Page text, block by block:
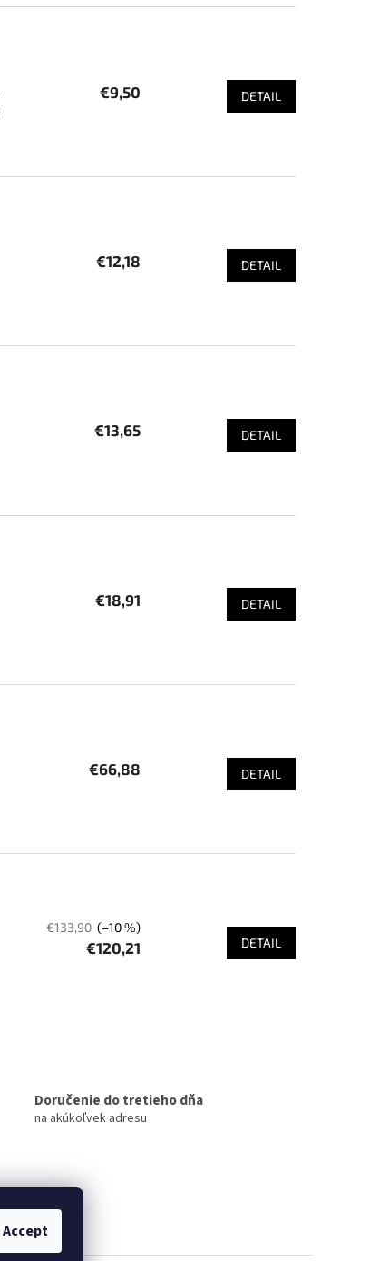
Accept
€9,50 DETAIL
€12,18 DETAIL
€13,65 DETAIL
€18,91 DETAIL
€66,88 DETAIL
€133,90 (–10 %)
€120,21 DETAIL
Doručenie do tretieho dňa
na akúkoľvek adresu